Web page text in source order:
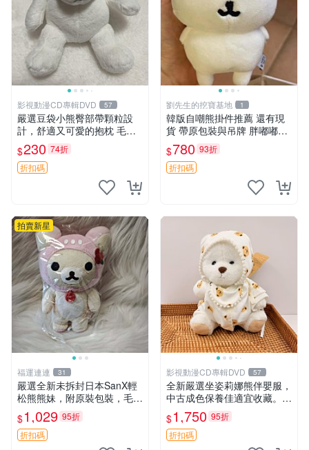
影視動漫CD專輯DVD 57
嚴選豆袋小熊臀部帶顆粒設
計，舒適又可愛的抱枕 毛絨
抱枕、臀部按摩、坐墊
$230 74折
折扣碼
劉先生的挖寶基地 1
韓版自嘲熊掛件推薦 還有現
貨 帶原包裝與吊牌 胖嘟嘟超
可愛 毛絨手感佳 小熊掛件 自
嘲抱枕 小熊抱枕
$780 93折
折扣碼
拍賣新星
福運連連 31
嚴選全新未拆封日本SanX輕
松熊熊妹，附原裝包裝，毛絨
質地極佳，細膩可愛，推薦收
藏兼送禮，適合女性好友或家
人，限量釋出。鬆熊、熊玩
$1,029 95折
折扣碼
影視動漫CD專輯DVD 57
全新嚴選坐姿莉娜熊伴嬰服，
中古成色保養佳適宜收藏。無
盒子但品質完好，快速出貨。
建議入手！ 中古 玩偶 滬漫
$1,750 95折
折扣碼